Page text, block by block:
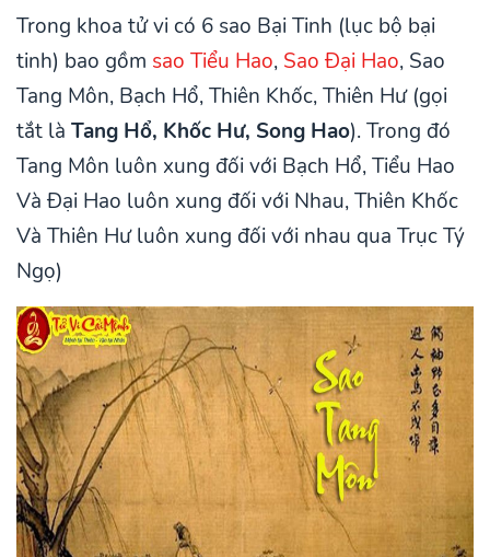
Trong khoa tử vi có 6 sao Bại Tinh (lục bộ bại
tinh) bao gồm sao Tiểu Hao, Sao Đại Hao, Sao
Tang Môn, Bạch Hổ, Thiên Khốc, Thiên Hư (gọi
tắt là Tang Hổ, Khốc Hư, Song Hao). Trong đó
Tang Môn luôn xung đối với Bạch Hổ, Tiểu Hao
Và Đại Hao luôn xung đối với Nhau, Thiên Khốc
Và Thiên Hư luôn xung đối với nhau qua Trục Tý
Ngọ)